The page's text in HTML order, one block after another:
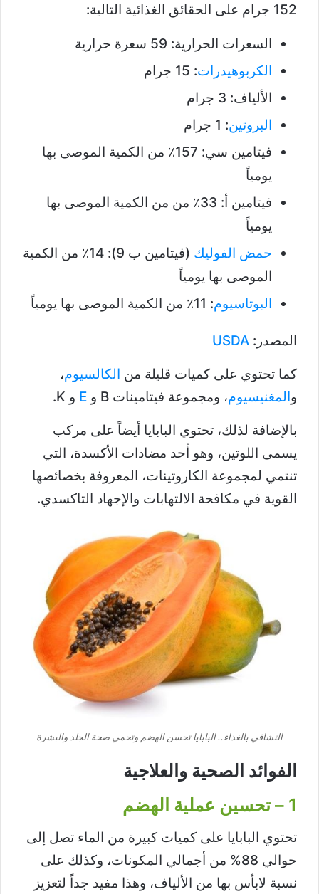
152 جرام على الحقائق الغذائية التالية:
السعرات الحرارية: 59 سعرة حرارية
الكربوهيدرات: 15 جرام
الألياف: 3 جرام
البروتين: 1 جرام
فيتامين سي: 157٪ من الكمية الموصى بها
يومياً
فيتامين أ: 33٪ من من الكمية الموصى بها
يومياً
حمض الفوليك
(فيتامين ب 9): 14٪ من الكمية
الموصى بها يومياً
البوتاسيوم: 11٪ من الكمية الموصى بها يومياً
المصدر: USDA
كما تحتوي على كميات قليلة من الكالسيوم،
والمغنيسيوم، ومجموعة فيتامينات B و E و K.
بالإضافة لذلك، تحتوي البابايا أيضاً على مركب
يسمى اللوتين، وهو أحد مضادات الأكسدة، التي
تنتمي لمجموعة الكاروتينات، المعروفة بخصائصها
القوية في مكافحة الالتهابات والإجهاد التاكسدي.
التشافي بالغذاء.. البابايا تحسن الهضم وتحمي صحة الجلد والبشرة
الفوائد الصحية والعلاجية
1 – تحسين عملية الهضم
تحتوي البابايا على كميات كبيرة من الماء تصل إلى
حوالي 88% من أجمالي المكونات، وكذلك على
نسبة لابأس بها من الألياف، وهذا مفيد جداً لتعزيز